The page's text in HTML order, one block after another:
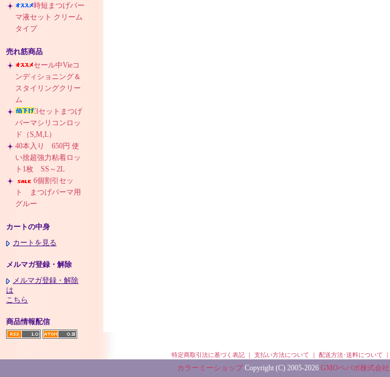
時短まつげパー
マ液セット クリーム
タイプ
売れ筋商品
セール中Vieコ
ンディショニング＆
スタイリングクリー
ム
3セットまつげ
パーマシリコンロッ
ド（S,M,L）
40本入り 650円 使
い捨超強力粘着ロッ
ト1枚 SS～2L
6個割引セッ
ト まつげパーマ用
グルー
カートの中身
カートを見る
メルマガ登録・解除
メルマガ登録・解除
は
こちら
商品情報配信
特定商取引法に基づく表記 ｜ 支払い方法について ｜ 配送方法･送料について ｜
カラーミーショップ Copyright (C) 2005-2026 GMOペパボ株式会社